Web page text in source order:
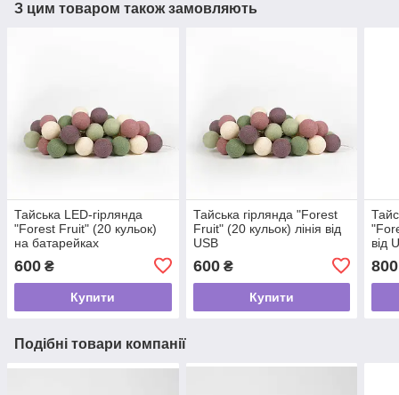
З цим товаром також замовляють
Тайська LED-гірлянда
"Forest Fruit" (20 кульок)
на батарейках
600 ₴
Купити
Тайська гірлянда "Forest
Fruit" (20 кульок) лінія від
USB
600₴
Купити
від
800
Подібні товари компанії